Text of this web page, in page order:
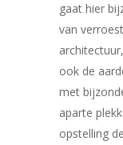
gaat hier
van
ook de
met
aparte
opstelling